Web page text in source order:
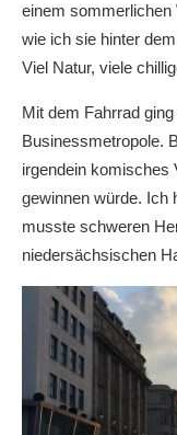
einem sommerlichen
wie ich sie hinter
Viel Natur, viele
Mit dem Fahrrad
Businessmetropole.
irgendein komisches
gewinnen würde. Ich
musste schweren
niedersächsischen